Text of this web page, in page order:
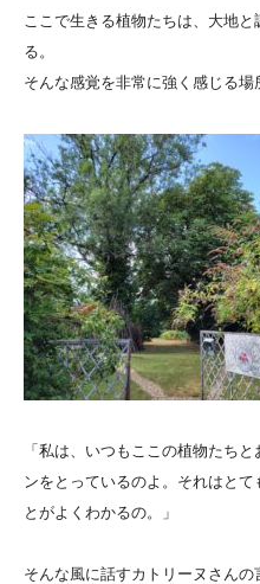
ここで生きる植物たちは、大地
る。
そんな感覚を非常に強く感じる場
「私は、いつもここの植物たち
ンをとっているのよ。それはと
とがよくわかるの。」
そんな風に話すカトリーヌさん